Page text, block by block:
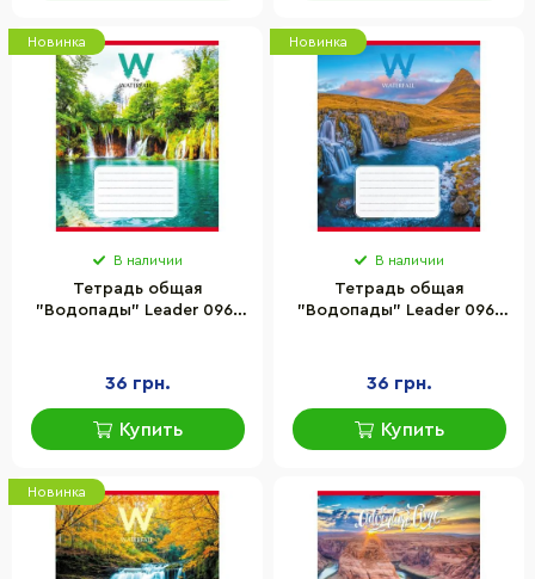
Новинка
В наличии
Тетрадь общая
"Водопады" Leader 096-
36 грн.
Купить
Новинка
В наличии
Тетрадь общая
"Водопады" Leader 096-
36 грн.
Купить
Новинка